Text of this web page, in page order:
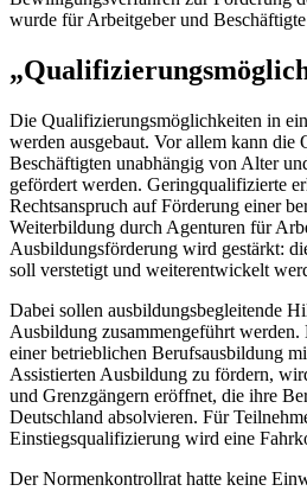
wurde für Arbeitgeber und
Die Qualifizierungsmöglichkeiten in
werden ausgebaut. Vor allem kann die
Beschäftigten unabhängig von Alter
gefördert werden. Geringqualifizierte
Rechtsanspruch auf Förderung einer
Weiterbildung durch Agenturen für
Ausbildungsförderung wird gestärkt:
soll verstetigt und weiterentwickelt
Dabei sollen ausbildungsbegleitende
Ausbildung zusammengeführt
einer betrieblichen Berufsausbildung
Assistierten Ausbildung zu fördern,
und Grenzgängern eröffnet, die ihre
Deutschland absolvieren. Für
Einstiegsqualifizierung wird eine
Der Normenkontrollrat hatte keine